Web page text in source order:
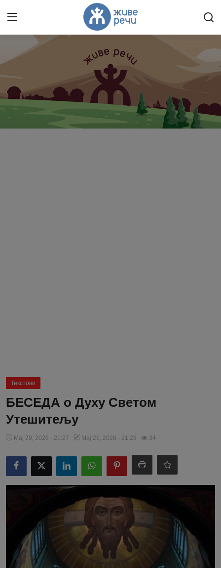
Пријави се Регистрација
Текстови
БЕСЕДА о Духу Светом
Утешитељу
Мај 29, 2026 - 21:27 Мај 29, 2026 - 21:28 34